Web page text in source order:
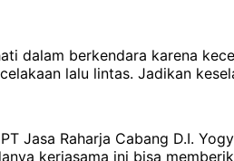
dalam berkendara karena
lalu lintas. Jadikan
Jasa Raharja Cabang D.I.
kerjasama ini bisa